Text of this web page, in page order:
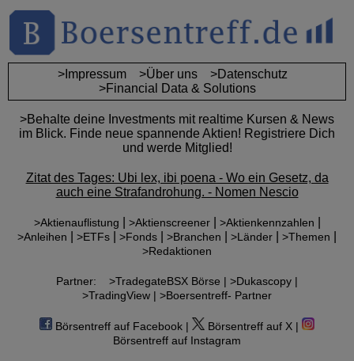
>Impressum >Über uns
>Datenschutz
>Financial Data & Solutions
>Behalte deine Investments mit realtime Kursen & News
im Blick. Finde neue spannende Aktien! Registriere Dich
und werde Mitglied!
Zitat des Tages: Ubi lex, ibi poena - Wo ein Gesetz, da
auch eine Strafandrohung. - Nomen Nescio
>Aktienauflistung >Aktienscreener| >Aktienkennzahlen
>Anleihen >ETFs >Fonds >Branchen >Länder >Themen
>Redaktionen
Partner: >TradegateBSX Börse | >Dukascopy |
>TradingView | >Boersentreff- Partner
Börsentreff auf Facebook |
Börsentreff auf X |
Börsentreff auf Instagram